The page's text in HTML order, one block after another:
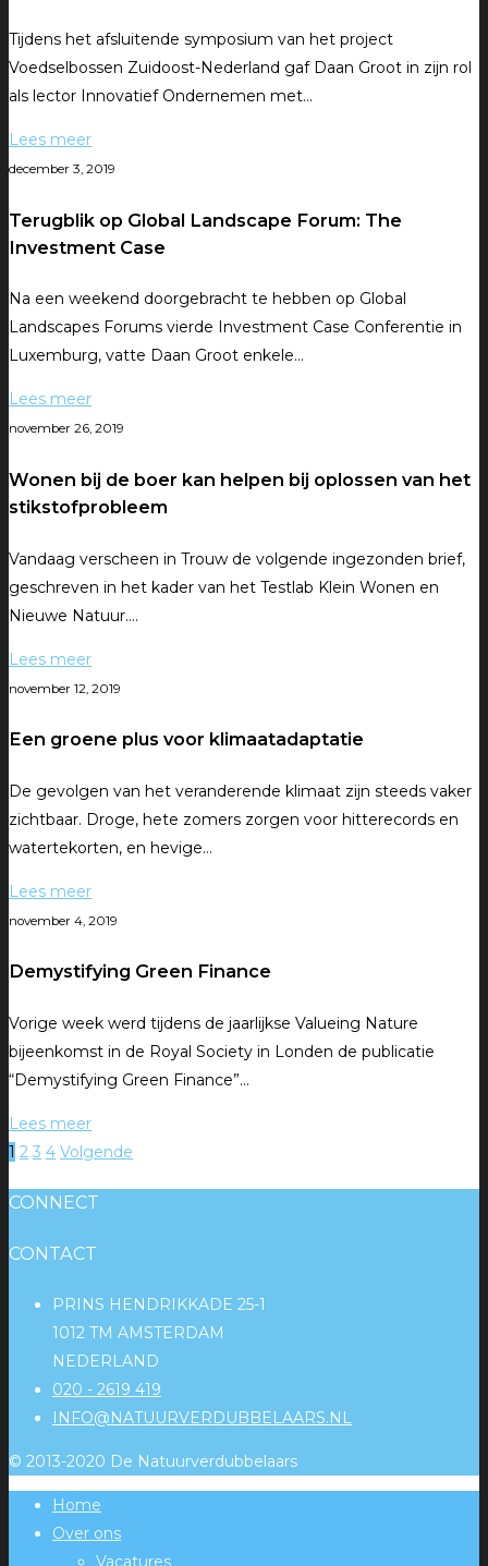
Tijdens het afsluitende symposium van het project
Voedselbossen Zuidoost-Nederland gaf Daan Groot in zijn rol
als lector Innovatief Ondernemen met…
Lees meer
december 3, 2019
Terugblik op Global Landscape Forum: The
Investment Case
Na een weekend doorgebracht te hebben op Global
Landscapes Forums vierde Investment Case Conferentie in
Luxemburg, vatte Daan Groot enkele…
Lees meer
november 26, 2019
Wonen bij de boer kan helpen bij oplossen van het
stikstofprobleem
Vandaag verscheen in Trouw de volgende ingezonden brief,
geschreven in het kader van het Testlab Klein Wonen en
Nieuwe Natuur.…
Lees meer
november 12, 2019
Een groene plus voor klimaatadaptatie
De gevolgen van het veranderende klimaat zijn steeds vaker
zichtbaar. Droge, hete zomers zorgen voor hitterecords en
watertekorten, en hevige…
Lees meer
november 4, 2019
Demystifying Green Finance
Vorige week werd tijdens de jaarlijkse Valueing Nature
bijeenkomst in de Royal Society in Londen de publicatie
“Demystifying Green Finance”…
Lees meer
1 2 3 4 Volgende
CONNECT
CONTACT
PRINS HENDRIKKADE 25-1
1012 TM AMSTERDAM
NEDERLAND
020 - 2619 419
INFO@NATUURVERDUBBELAARS.NL
© 2013-2020 De Natuurverdubbelaars
Home
Over ons
Vacatures